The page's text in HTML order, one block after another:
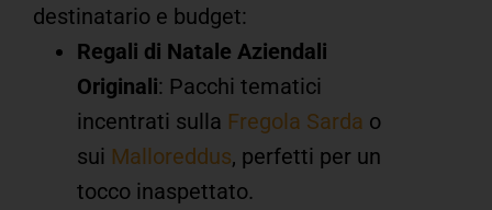
destinatario e budget:
Regali di Natale Aziendali
Originali: Pacchi tematici
incentrati sulla Fregola Sarda o
sui Malloreddus, perfetti per un
tocco inaspettato.